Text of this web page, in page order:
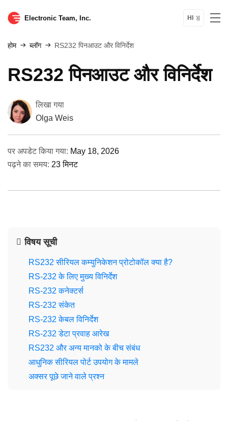
Electronic Team, Inc. HI
होम ब्लॉग RS232 पिनआउट और विनिर्देश
RS232 पिनआउट और विनिर्देश
लिखा गया
Olga Weis
पर अपडेट किया गया: May 18, 2026
पढ़ने का समय: 23 मिनट
विषय सूची
RS232 सीरियल कम्युनिकेशन प्रोटोकॉल क्या है?
RS-232 के लिए मुख्य विनिर्देश
RS-232 कनेक्टर्स
RS-232 संकेत
RS-232 केबल विनिर्देश
RS-232 डेटा प्रवाह आरेख
RS232 और अन्य मानको के बीच संबंध
आधुनिक सीरियल पोर्ट उपयोग के मामले
अक्सर पूछे जाने वाले प्रश्न